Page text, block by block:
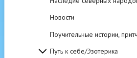
Новости
Поучительные истории,
Путь к себе/Эзотерика